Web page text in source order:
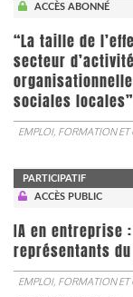
ACCÈS ABONNÉ
“La taille de
secteur
sociales
EMPLOI, FORMATION ET
PARTICIPATIF
ACCÈS PUBLIC
IA en entreprise
représentants
EMPLOI, FORMATION ET